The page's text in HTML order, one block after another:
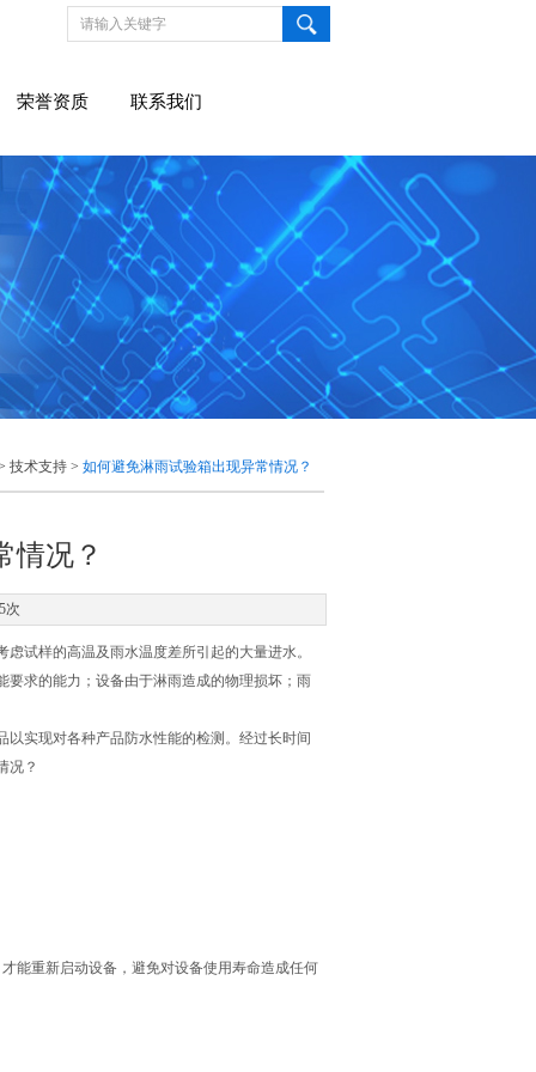
荣誉资质 联系我们
技术支持 > 如何避免淋雨试验箱出现异常情况？
情况？
次
试样的高温及雨水温度差所引起的大量进水。
求的能力；设备由于淋雨造成的物理损坏；雨
实现对各种产品防水性能的检测。经过长时间
况？
能重新启动设备，避免对设备使用寿命造成任何